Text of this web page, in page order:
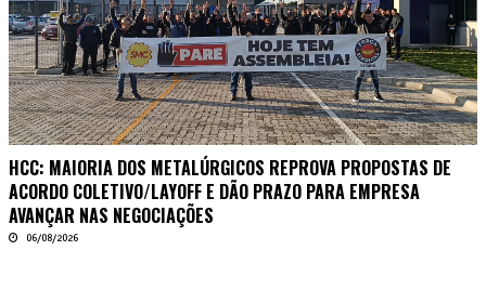
HCC: MAIORIA DOS METALÚRGICOS REPROVA PROPOSTAS DE
ACORDO COLETIVO/LAYOFF E DÃO PRAZO PARA EMPRESA
AVANÇAR NAS NEGOCIAÇÕES
06/08/2026